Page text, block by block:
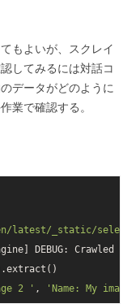
もよいが、スクレイ
してみるには対話コ
データがどのように
業で確認する。
latest/_static/
DEBUG: Crawled (
2 ' , 'Name: My